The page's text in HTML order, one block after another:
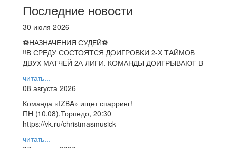
Последние новости
30 июля 2026
⚽НАЗНАЧЕНИЯ СУДЕЙ⚽
‼В СРЕДУ СОСТОЯТСЯ ДОИГРОВКИ 2-Х ТАЙМОВ
ДВУХ МАТЧЕЙ 2А ЛИГИ. КОМАНДЫ ДОИГРЫВАЮТ В
читать...
08 августа 2026
Команда «IZBA» ищет спарринг!
ПН (10.08),Торпедо, 20:30
https://vk.ru/christmasmusick
читать...